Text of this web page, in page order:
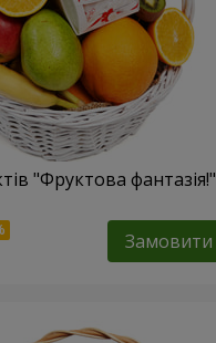
"Фруктова фантазія!"
Замовити